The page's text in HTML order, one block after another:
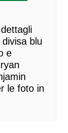
blu
e
le foto in